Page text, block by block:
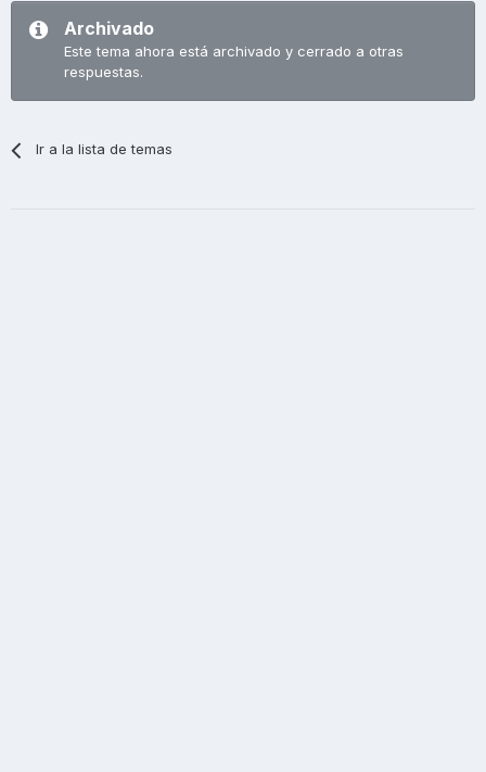
Archivado
Este tema ahora está archivado y cerrado a otras
respuestas.
Ir a la lista de temas